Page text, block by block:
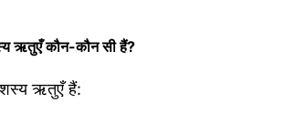
ऋतुएँ कौन-कौन सी हैं?
शस्य ऋतुएँ हैं: